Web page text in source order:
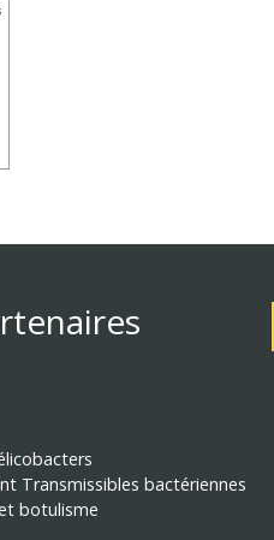
Transmissibles bactériennes
botulisme